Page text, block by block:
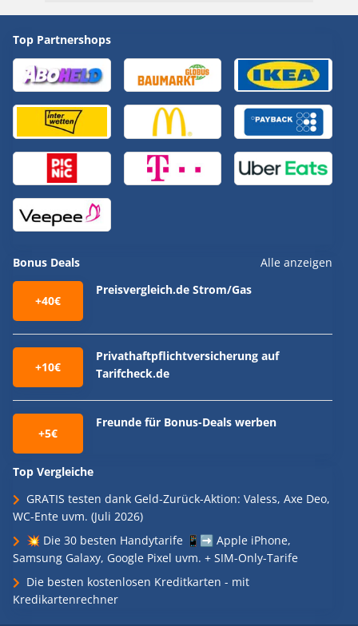
Top Partnershops
Bonus Deals Alle anzeigen
+40€
Preisvergleich.de Strom/Gas
+10€
Privathaftpflichtversicherung auf
Tarifcheck.de
+5€
Freunde für Bonus-Deals werben
Top Vergleiche
GRATIS testen dank Geld-Zurück-Aktion: Valess, Axe Deo,
WC-Ente uvm. (Juli 2026)
💥 Die 30 besten Handytarife 📱➡️ Apple iPhone,
Samsung Galaxy, Google Pixel uvm. + SIM-Only-Tarife
Die besten kostenlosen Kreditkarten - mit
Kredikartenrechner